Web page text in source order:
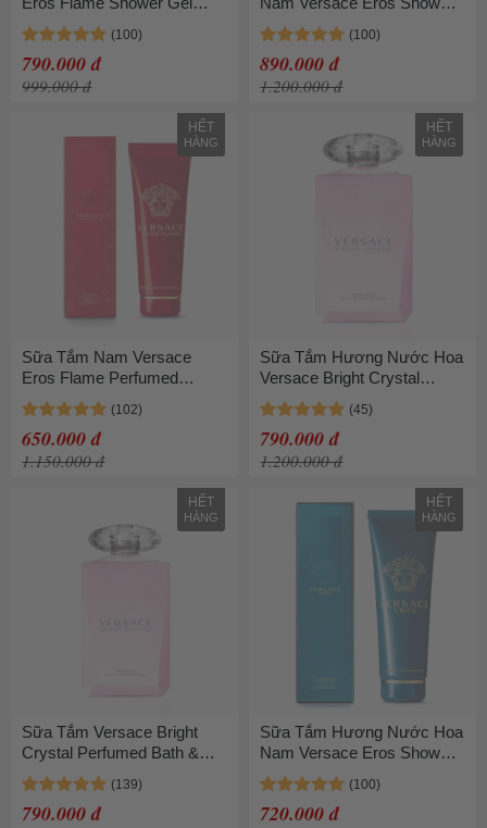
250ml
790.000 đ
999.000 đ
Gel 250ml
890.000 đ
1.200.000 đ
HẾT
HÀNG
Sữa Tắm Nam Versace
Eros Flame Perfumed
Shower Gel 250ml
650.000 đ
1.150.000 đ
HẾT
HÀNG
Sữa Tắm Hương Nước Hoa
Versace Bright Crystal
Perfumed Bath & Shower
Gel 200ml
790.000 đ
1.200.000 đ
HẾT
HÀNG
Sữa Tắm Versace Bright
Crystal Perfumed Bath &
Shower Gel 200ml
790.000 đ
HẾT
HÀNG
Sữa Tắm Hương Nước Hoa
Nam Versace Eros Shower
Gel 250ml Tươi Mát
720.000 đ